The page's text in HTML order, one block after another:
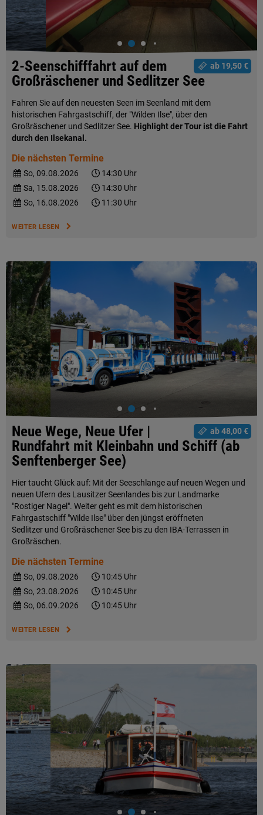
ab 19,50 €
2-Seenschifffahrt auf dem
Großräschener und Sedlitzer See
Fahren Sie auf den neuesten Seen im Seenland mit dem
historischen Fahrgastschiff, der "Wilden Ilse", über den
Großräschener und Sedlitzer See. Highlight der Tour ist die Fahrt
durch den Ilsekanal.
Die nächsten Termine
So, 09.08.2026
14:30 Uhr
Sa, 15.08.2026
14:30 Uhr
So, 16.08.2026
11:30 Uhr
WEITER LESEN
ab 48,00 €
Neue Wege, Neue Ufer |
Rundfahrt mit Kleinbahn und Schiff (ab
Senftenberger See)
Hier taucht Glück auf: Mit der Seeschlange auf neuen Wegen und
neuen Ufern des Lausitzer Seenlandes bis zur Landmarke
"Rostiger Nagel". Weiter geht es mit dem historischen
Fahrgastschiff "Wilde Ilse" über den jüngst eröffneten
Sedlitzer und Großräschener See bis zu den IBA-Terrassen in
Großräschen.
Die nächsten Termine
So, 09.08.2026
10:45 Uhr
So, 23.08.2026
10:45 Uhr
So, 06.09.2026
10:45 Uhr
WEITER LESEN